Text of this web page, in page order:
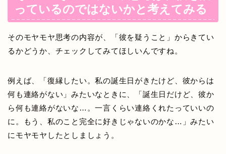
っているのではないかと考えてみる
そのモヤモヤ思考の内容が、「彼を疑うこと」からきてい
るかどうか、チェックしてみてほしいんですね。
例えば、「復縁したい。私の誕生日がきたけど、彼からは
何も連絡がない」みたいなときに、「誕生日だけど、彼か
ら何も連絡がないな…。一言くらい連絡くれたっていいの
に。もう、私のこと完全に好きじゃないのかな…」みたい
にモヤモヤしたとしましょう。